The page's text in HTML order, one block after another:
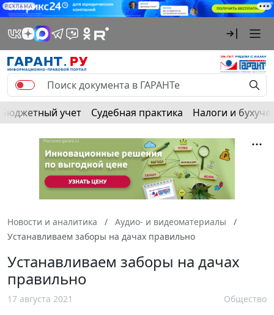
РЕКЛАМА
Бюджетный учет Судебная практика Налоги и
Новости и аналитика
Аудио- и видеоматериалы
Устанавливаем заборы на дачах правильно
Устанавливаем заборы на дачах
правильно
17 августа 2021 Общество